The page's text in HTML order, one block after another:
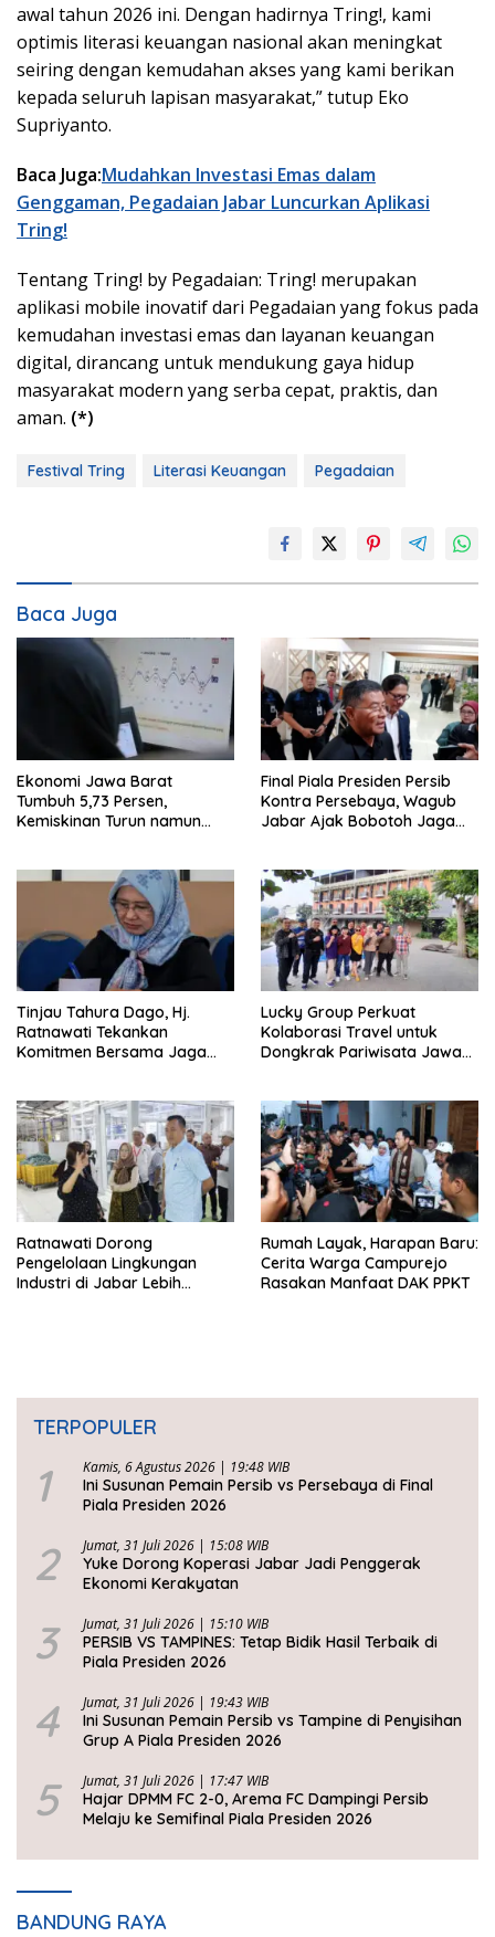
awal tahun 2026 ini. Dengan hadirnya Tring!, kami
optimis literasi keuangan nasional akan meningkat
seiring dengan kemudahan akses yang kami berikan
kepada seluruh lapisan masyarakat,” tutup Eko
Supriyanto.
Baca Juga:Mudahkan Investasi Emas dalam
Genggaman, Pegadaian Jabar Luncurkan Aplikasi
Tring!
Tentang Tring! by Pegadaian: Tring! merupakan
aplikasi mobile inovatif dari Pegadaian yang fokus pada
kemudahan investasi emas dan layanan keuangan
digital, dirancang untuk mendukung gaya hidup
masyarakat modern yang serba cepat, praktis, dan
aman. (*)
Festival Tring Literasi Keuangan Pegadaian
Baca Juga
Ekonomi Jawa Barat
Tumbuh 5,73 Persen,
Kemiskinan Turun namun
Final Piala Presiden Persib
Kontra Persebaya, Wagub
Jabar Ajak Bobotoh Jaga
Tinjau Tahura Dago, Hj.
Ratnawati Tekankan
Komitmen Bersama Jaga
Lucky Group Perkuat
Kolaborasi Travel untuk
Dongkrak Pariwisata Jawa
Ratnawati Dorong
Pengelolaan Lingkungan
Industri di Jabar Lebih
Rumah Layak, Harapan Baru:
Cerita Warga Campurejo
Rasakan Manfaat DAK PPKT
TERPOPULER
1 Kamis, 6 Agustus 2026 | 19:48 WIB
Ini Susunan Pemain Persib vs Persebaya di Final
Piala Presiden 2026
2 Jumat, 31 Juli 2026 | 15:08 WIB
Yuke Dorong Koperasi Jabar Jadi Penggerak
Ekonomi Kerakyatan
3 Jumat, 31 Juli 2026 | 15:10 WIB
PERSIB VS TAMPINES: Tetap Bidik Hasil Terbaik di
Piala Presiden 2026
4 Jumat, 31 Juli 2026 | 19:43 WIB
Ini Susunan Pemain Persib vs Tampine di Penyisihan
Grup A Piala Presiden 2026
5 Jumat, 31 Juli 2026 | 17:47 WIB
Hajar DPMM FC 2-0, Arema FC Dampingi Persib
Melaju ke Semifinal Piala Presiden 2026
BANDUNG RAYA